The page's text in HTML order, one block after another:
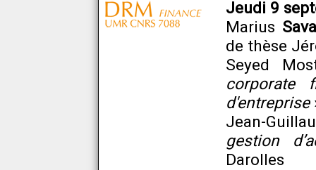
Jeudi 9
Marius
de thèse
Seyed
corporate
d'entreprise
Jean-
gestion
Darolles